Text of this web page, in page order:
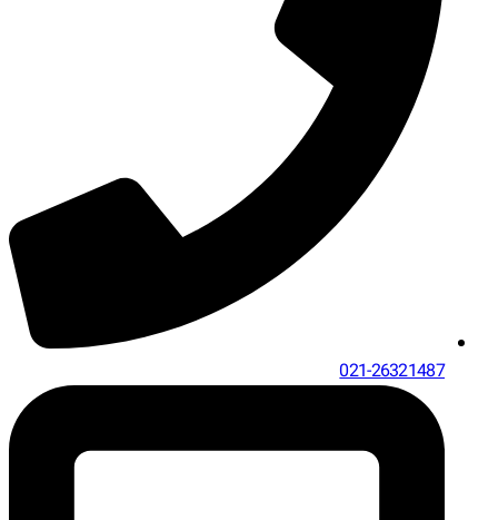
021-26321487